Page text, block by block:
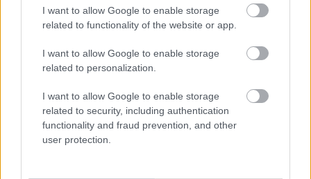
I want to allow Google to enable storage
related to functionality of the website or app.
I want to allow Google to enable storage
related to personalization.
I want to allow Google to enable storage
related to security, including authentication
functionality and fraud prevention, and other
user protection.